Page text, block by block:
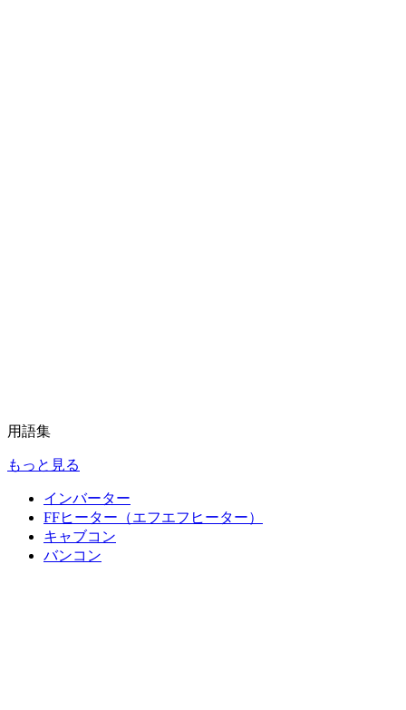
用語集
もっと見る
インバーター
FFヒーター（エフエフヒーター）
キャブコン
バンコン